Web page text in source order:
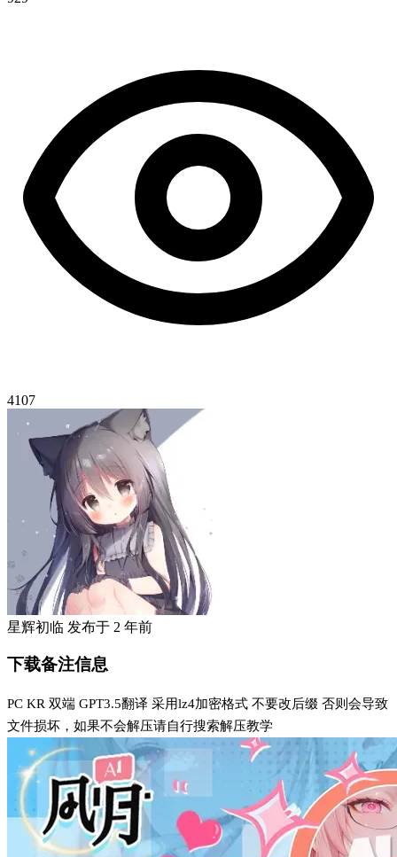
4107
星辉初临 发布于 2 年前
下载备注信息
PC KR 双端 GPT3.5翻译 采用lz4加密格式 不要改后缀 否则会导致
文件损坏，如果不会解压请自行搜索解压教学